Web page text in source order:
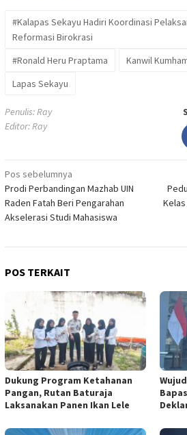
#Kalapas Sekayu Hadiri Koordinasi
Reformasi Birokrasi
#Ronald Heru Praptama
Kanwil
Lapas Sekayu
Penulis: Ray
Editor: Ray
Navigasi
pos
Pos sebelumnya
Prodi Perbandingan Mazhab UIN
Raden Fatah Beri Pengarahan
Akselerasi Studi Mahasiswa
POS TERKAIT
Dukung Program Ketahanan
Pangan, Rutan Baturaja
Laksanakan Panen Ikan Lele